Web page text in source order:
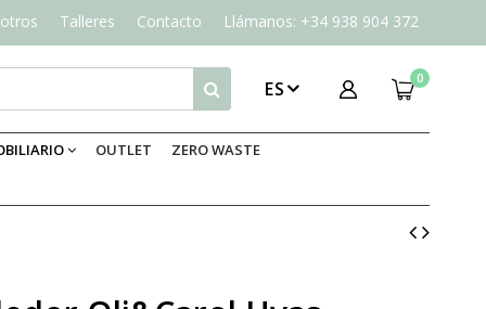
Talleres Contacto Llámanos: +34 938 904 372
0
ES
OUTLET ZERO WASTE